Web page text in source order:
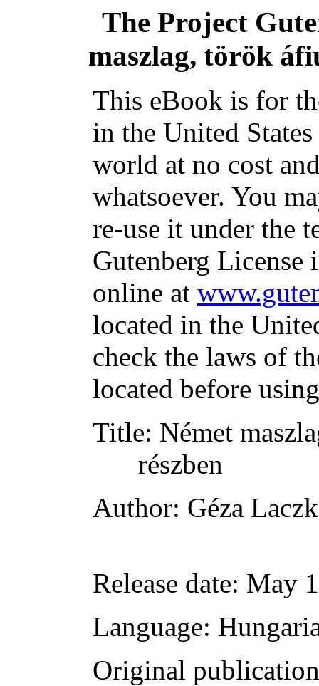
The Project
maszlag, török
This eBook is for
in the United
world at no cost
whatsoever. You
re-use it under the
Gutenberg
online at
located in the
check the laws of
located before
Title: Német
részben
Author: Géza
Release date: May
Language:
Original publication